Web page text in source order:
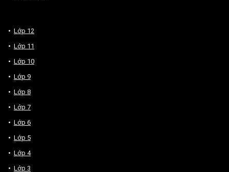
Lớp 12
Lớp 11
Lớp 10
Lớp 9
Lớp 8
Lớp 7
Lớp 6
Lớp 5
Lớp 4
Lớp 3